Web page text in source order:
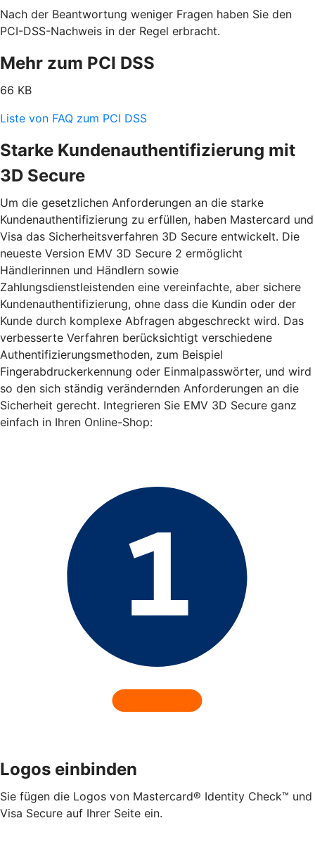
Nach der Beantwortung weniger Fragen haben Sie den
PCI-DSS-Nachweis in der Regel erbracht.
Mehr zum PCI DSS
66 KB
Liste von FAQ zum PCI DSS
Starke Kundenauthentifizierung mit
3D Secure
Um die gesetzlichen Anforderungen an die starke
Kundenauthentifizierung zu erfüllen, haben Mastercard und
Visa das Sicherheitsverfahren 3D Secure entwickelt. Die
neueste Version EMV 3D Secure 2 ermöglicht
Händlerinnen und Händlern sowie
Zahlungsdienstleistenden eine vereinfachte, aber sichere
Kundenauthentifizierung, ohne dass die Kundin oder der
Kunde durch komplexe Abfragen abgeschreckt wird. Das
verbesserte Verfahren berücksichtigt verschiedene
Authentifizierungsmethoden, zum Beispiel
Fingerabdruckerkennung oder Einmalpasswörter, und wird
so den sich ständig verändernden Anforderungen an die
Sicherheit gerecht. Integrieren Sie EMV 3D Secure ganz
einfach in Ihren Online-Shop:
Logos einbinden
Sie fügen die Logos von Mastercard® Identity Check™ und
Visa Secure auf Ihrer Seite ein.